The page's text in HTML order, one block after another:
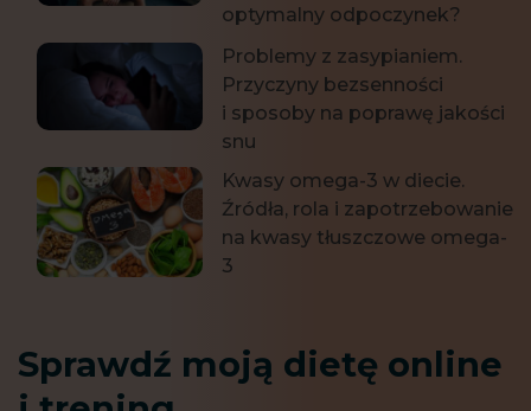
optymalny odpoczynek?
Problemy z zasypianiem.
Przyczyny bezsenności
i sposoby na poprawę jakości
snu
Kwasy omega-3 w diecie.
Źródła, rola i zapotrzebowanie
na kwasy tłuszczowe omega-
3
Sprawdź moją dietę online